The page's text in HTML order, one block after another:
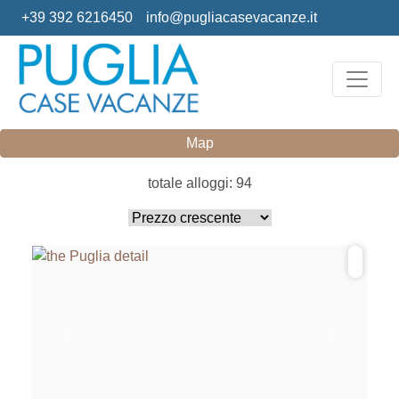
+39 392 6216450 info@pugliacasevacanze.it
Map
totale alloggi: 94